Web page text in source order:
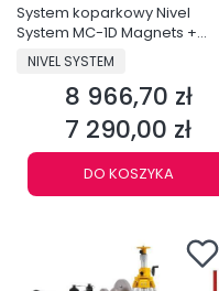
System koparkowy Nivel
System MC-1D Magnets +
niwelator NL620R DIGITAL +
statyw SJJ32 + łata LS-24
PRODUCENT
NIVEL SYSTEM
Cena
8 966,70 zł
Cena
7 290,00 zł
DO KOSZYKA